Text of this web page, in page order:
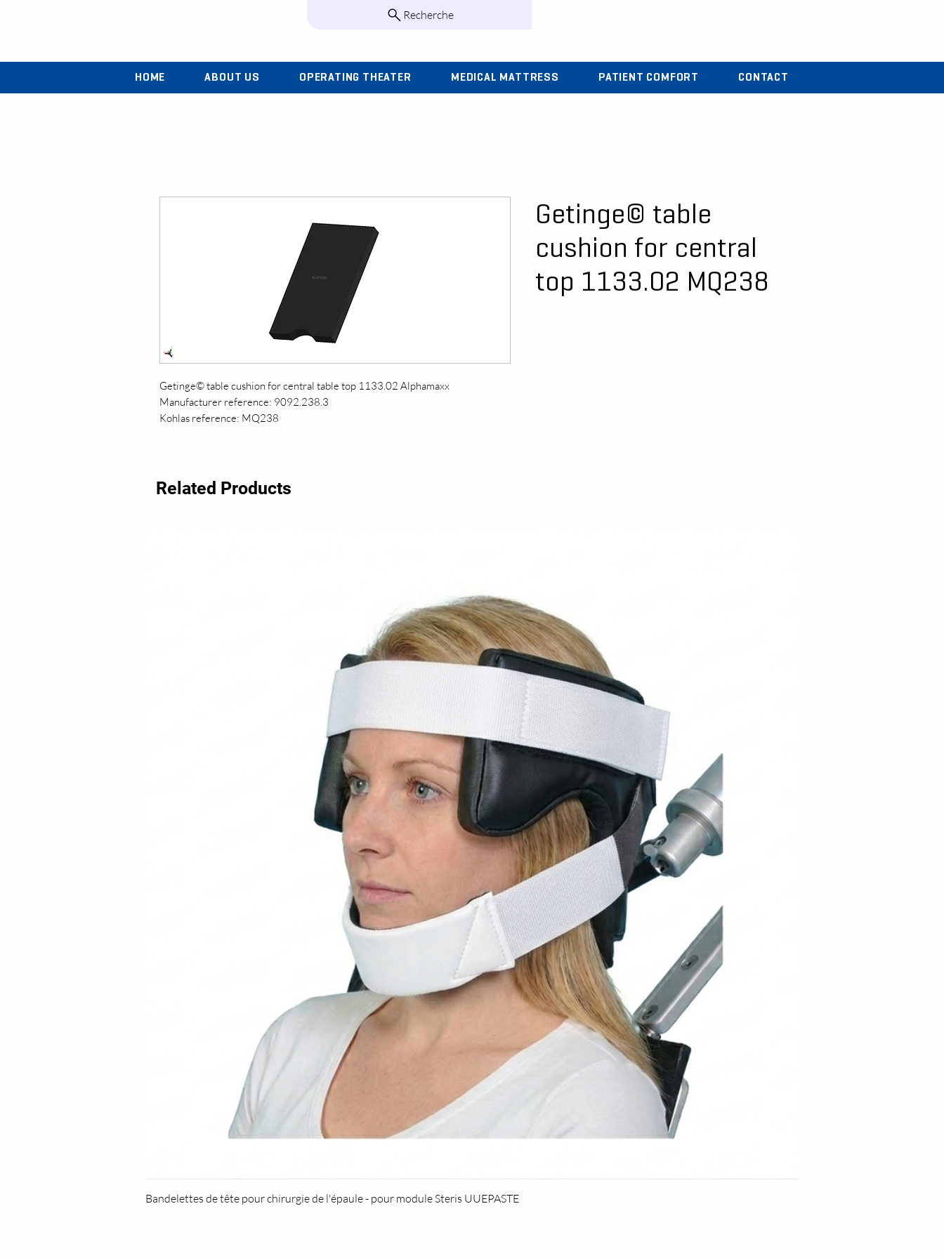
Recherche
HOME ABOUT US OPERATING THEATER MEDICAL MATTRESS PATIENT COMFORT CONTACT
Getinge© table cushion for central table top 1133.02 Alphamaxx
Manufacturer reference: 9092.238.3
Kohlas reference: MQ238
Getinge© table
cushion for central
top 1133.02 MQ238
Related Products
Quick View
Bandelettes de tête pour chirurgie de l'épaule - pour module Steris UUEPASTE